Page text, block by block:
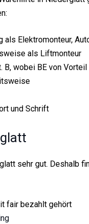
Elektromonteur,
als Liftmonteur
B, wobei BE von
und Schrift
sehr gut. Deshalb
fair bezahlt gehört